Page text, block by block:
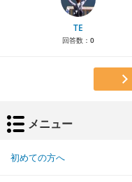
TE
回答数： 0
メニュー
初めての方へ